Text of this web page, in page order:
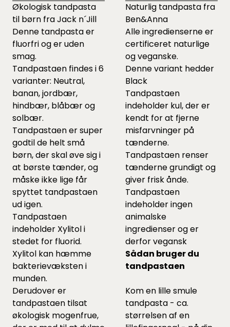
Økologisk tandpasta
til børn fra Jack n´Jill
Denne tandpasta er
fluorfri og er uden
smag.
Tandpastaen findes i 6
varianter: Neutral,
banan, jordbær,
hindbær, blåbær og
solbær.
Tandpastaen er super
godtil de helt små
børn, der skal øve sig i
at børste tænder, og
måske ikke lige får
spyttet tandpastaen
ud igen.
Tandpastaen
indeholder Xylitol i
stedet for fluorid.
Xylitol kan hæmme
bakterievæksten i
munden.
Derudover er
tandpastaen tilsat
økologisk mogenfrue,
Naturlig tandpasta fra
Ben&Anna
Alle ingredienserne er
certificeret naturlige
og veganske.
Denne variant hedder
Black
Tandpastaen
indeholder kul, der er
kendt for at fjerne
misfarvninger på
tænderne.
Tandpastaen renser
tænderne grundigt og
giver frisk ånde.
Tandpastaen
indeholder ingen
animalske
ingredienser og er
derfor vegansk
Sådan bruger du
tandpastaen
Kom en lille smule
tandpasta - ca.
størrelsen af en